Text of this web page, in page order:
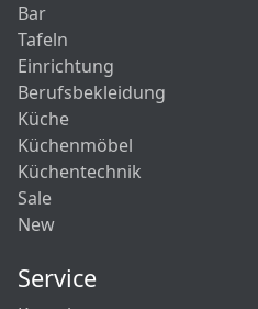
Bar
Tafeln
Einrichtung
Berufsbekleidung
Küche
Küchenmöbel
Küchentechnik
Sale
New
Service